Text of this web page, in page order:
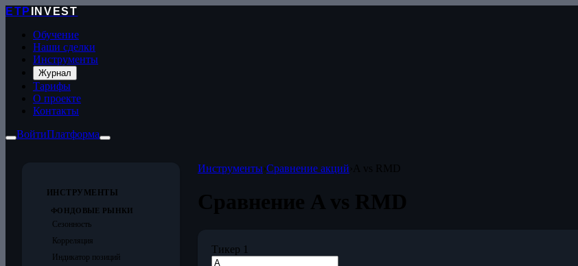
ETP
INVEST
Обучение
Наши сделки
Инструменты
Журнал
Тарифы
О проекте
Контакты
ВойтиПлатформа
ИНСТРУМЕНТЫ
ФОНДОВЫЕ РЫНКИ
Сезонность
Корреляция
Индикатор позиций
Инструменты› Сравнение акций
Тикер 1